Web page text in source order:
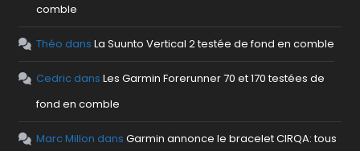
comble
Théo dansLa Suunto Vertical 2 testée de fond en comble
CedricdansLes Garmin Forerunner 70 et 170 testées de
fond en comble
Marc Millon dansGarmin annonce le bracelet CIRQA: tous